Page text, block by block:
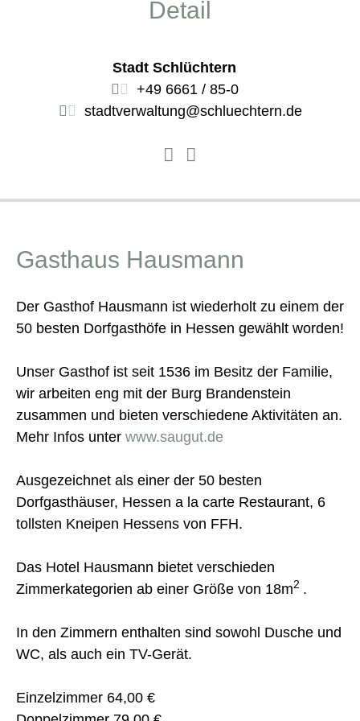
Detail
Stadt Schlüchtern
+49 6661 / 85-0
stadtverwaltung@schluechtern.de
Gasthaus Hausmann
Der Gasthof Hausmann ist wiederholt zu einem der
50 besten Dorfgasthöfe in Hessen gewählt worden!
Unser Gasthof ist seit 1536 im Besitz der Familie,
wir arbeiten eng mit der Burg Brandenstein
zusammen und bieten verschiedene Aktivitäten an.
Mehr Infos unter www.saugut.de
Ausgezeichnet als einer der 50 besten
Dorfgasthäuser, Hessen a la carte Restaurant, 6
tollsten Kneipen Hessens von FFH.
Das Hotel Hausmann bietet verschieden
Zimmerkategorien ab einer Größe von 18m2 .
In den Zimmern enthalten sind sowohl Dusche und
WC, als auch ein TV-Gerät.
Einzelzimmer 64,00 €